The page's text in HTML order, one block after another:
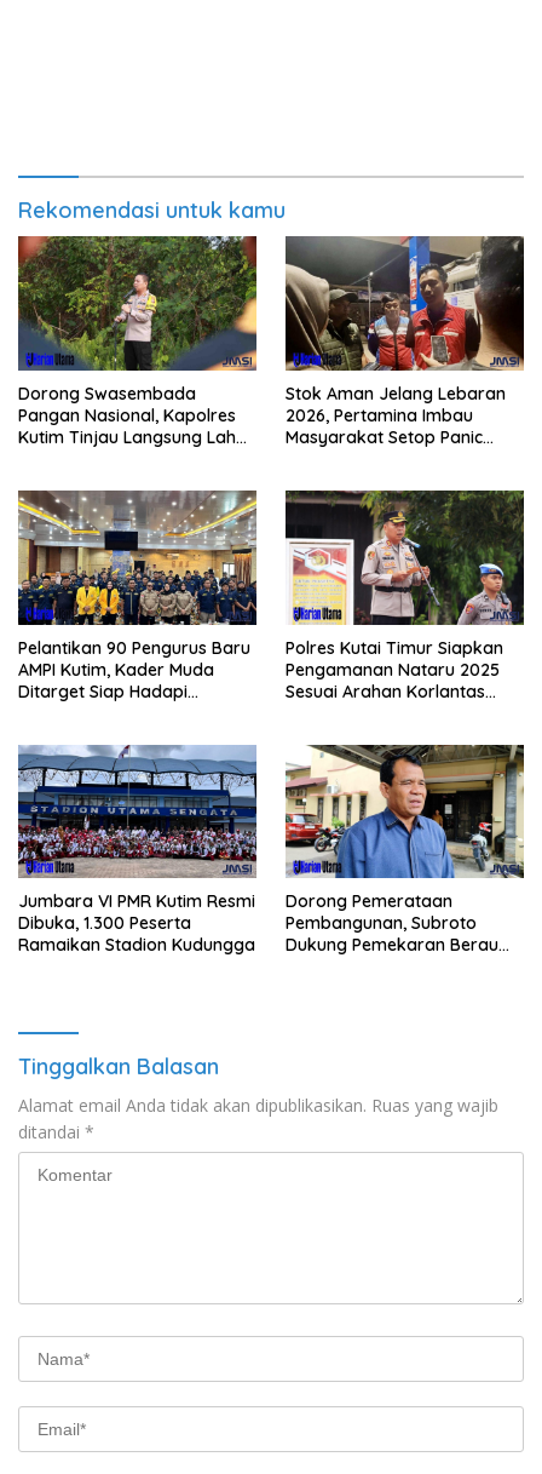
Rekomendasi untuk kamu
Dorong Swasembada
Pangan Nasional, Kapolres
Kutim Tinjau Langsung Lahan
Stok Aman Jelang Lebaran
2026, Pertamina Imbau
Masyarakat Setop Panic
Pelantikan 90 Pengurus Baru
AMPI Kutim, Kader Muda
Ditarget Siap Hadapi
Polres Kutai Timur Siapkan
Pengamanan Nataru 2025
Sesuai Arahan Korlantas
Jumbara VI PMR Kutim Resmi
Dibuka, 1.300 Peserta
Ramaikan Stadion Kudungga
Dorong Pemerataan
Pembangunan, Subroto
Dukung Pemekaran Berau
Tinggalkan Balasan
Alamat email Anda tidak akan dipublikasikan. Ruas yang wajib
ditandai *